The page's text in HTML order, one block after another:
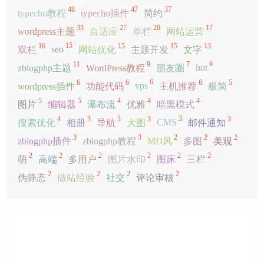
typecho教程 48 typecho插件 47 简约 37
wordpress主题 33 自适应 27 单栏 20 网站运营 17
双栏 16 seo 15 网站优化 15 主题开发 15 文字 13
zblogphp主题 11 WordPress教程 9 朋友圈 7 hot 6
wordpress插件 6 功能代码 6 vps 6 主机推荐 6 极简 5
图片 5 编辑器 5 瀑布流 4 优雅 4 暗黑模式 4
搜索优化 4 相册 3 导航 3 大图 3 CMS 3 邮件通知 3
zblogphp插件 3 zblogphp教程 3 MD风 2 多图 2 美观 2
萌 2 高端 2 多用户 2 图片水印 2 图床 2 三栏 2
伪静态 2 做站经验 2 社交 2 评论审核 2